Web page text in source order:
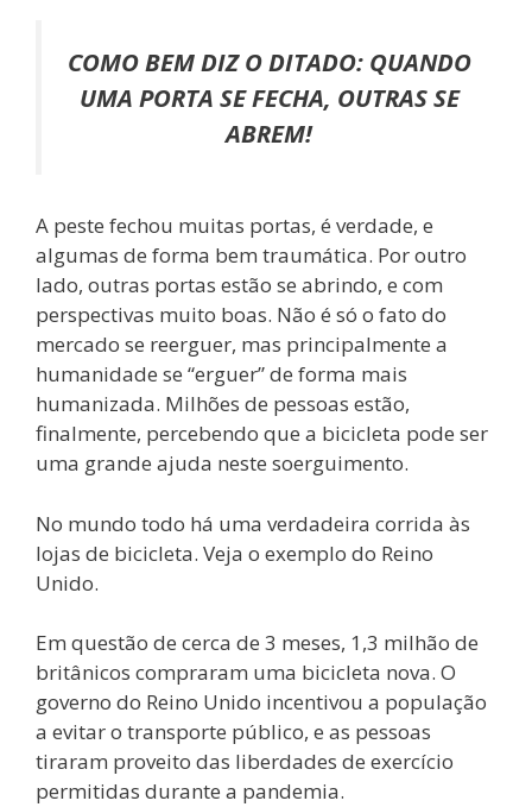
COMO BEM DIZ O DITADO: QUANDO
UMA PORTA SE FECHA, OUTRAS SE
ABREM!
A peste fechou muitas portas, é verdade, e
algumas de forma bem traumática. Por outro
lado, outras portas estão se abrindo, e com
perspectivas muito boas. Não é só o fato do
mercado se reerguer, mas principalmente a
humanidade se “erguer” de forma mais
humanizada. Milhões de pessoas estão,
finalmente, percebendo que a bicicleta pode ser
uma grande ajuda neste soerguimento.
No mundo todo há uma verdadeira corrida às
lojas de bicicleta. Veja o exemplo do Reino
Unido.
Em questão de cerca de 3 meses, 1,3 milhão de
britânicos compraram uma bicicleta nova. O
governo do Reino Unido incentivou a população
a evitar o transporte público, e as pessoas
tiraram proveito das liberdades de exercício
permitidas durante a pandemia.